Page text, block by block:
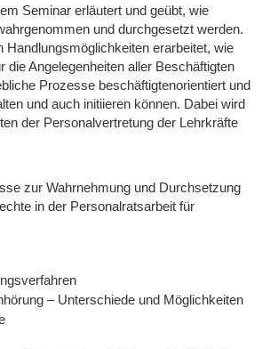
Seminar erläutert und geübt, wie
und durchgesetzt werden.
Handlungsmöglichkeiten erarbeitet, wie
die Angelegenheiten aller Beschäftigten
Prozesse beschäftigtenorientiert und
und auch initiieren können. Dabei wird
der Personalvertretung der Lehrkräfte
zur Wahrnehmung und Durchsetzung
in der Personalratsarbeit für
– Unterschiede und Möglichkeiten